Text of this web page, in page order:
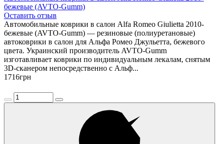
бежевые (AVTO-Gumm)
Оставить отзыв
Автомобильные коврики в салон Alfa Romeo Giulietta 2010-
бежевые (AVTO-Gumm) — резиновые (полиуретановые)
автоковрики в салон для Альфа Ромео Джульетта, бежевого
цвета. Украинский производитель AVTO-Gumm
изготавливает коврики по индивидуальным лекалам, снятым
3D-сканером непосредственно с Альф...
1716грн